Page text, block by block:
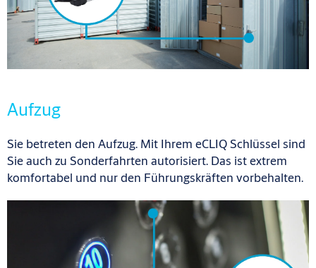
Aufzug
Sie betreten den Aufzug. Mit Ihrem eCLIQ Schlüssel sind
Sie auch zu Sonderfahrten autorisiert. Das ist extrem
komfortabel und nur den Führungskräften vorbehalten.